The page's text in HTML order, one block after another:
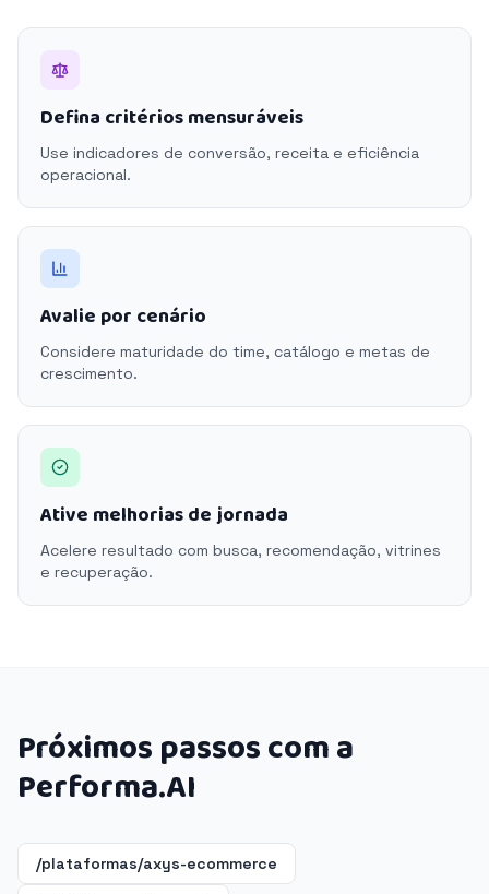
Defina critérios mensuráveis
Use indicadores de conversão, receita e eficiência
operacional.
Avalie por cenário
Considere maturidade do time, catálogo e metas de
crescimento.
Ative melhorias de jornada
Acelere resultado com busca, recomendação, vitrines
e recuperação.
Próximos passos com a
Performa.AI
/plataformas/axys-ecommerce